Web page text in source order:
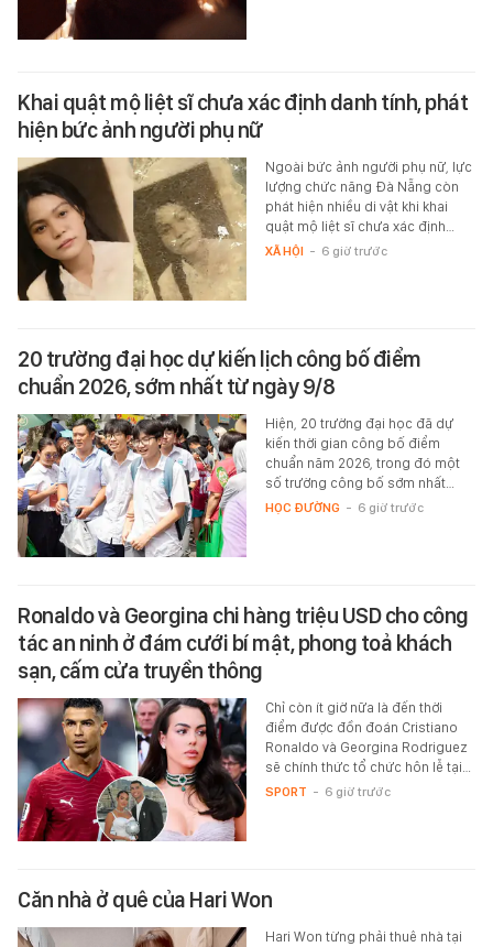
Khai quật mộ liệt sĩ chưa xác định danh tính, phát
hiện bức ảnh người phụ nữ
Ngoài bức ảnh người phụ nữ, lực
lượng chức năng Đà Nẵng còn
phát hiện nhiều di vật khi khai
quật mộ liệt sĩ chưa xác định…
XÃ HỘI - 6 giờ trước
20 trường đại học dự kiến lịch công bố điểm
chuẩn 2026, sớm nhất từ ngày 9/8
Hiện, 20 trường đại học đã dự
kiến thời gian công bố điểm
chuẩn năm 2026, trong đó một
số trường công bố sớm nhất…
HỌC ĐƯỜNG - 6 giờ trước
Ronaldo và Georgina chi hàng triệu USD cho công
tác an ninh ở đám cưới bí mật, phong toả khách
sạn, cấm cửa truyền thông
Chỉ còn ít giờ nữa là đến thời
điểm được đồn đoán Cristiano
Ronaldo và Georgina Rodriguez
sẽ chính thức tổ chức hôn lễ tại…
SPORT - 6 giờ trước
Căn nhà ở quê của Hari Won
Hari Won từng phải thuê nhà tại